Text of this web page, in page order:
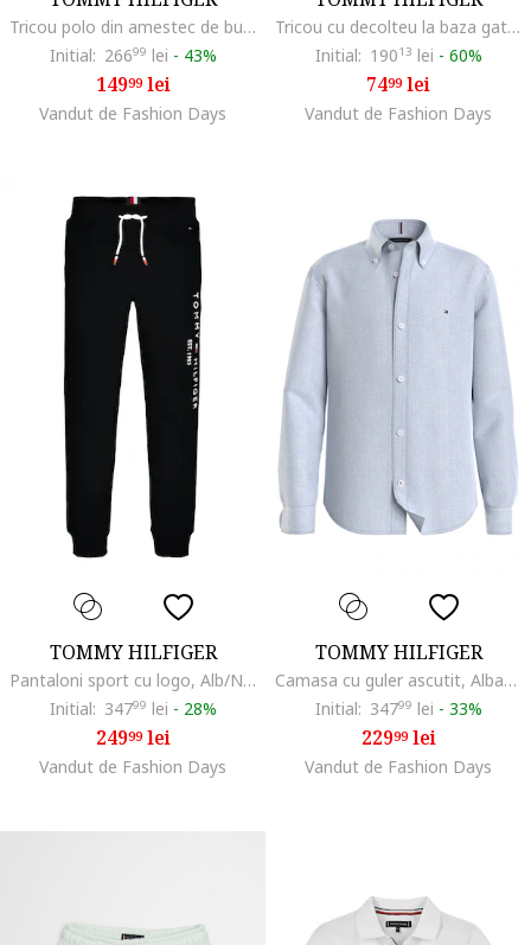
Tricou polo din amestec de bumbac organic, Bleumarin
Initial: 26699 lei - 43%
14999lei
Vandut de Fashion Days
Tricou cu decolteu la baza gatului si imprimeu logo, Albastru inchis/Alb murdar
Initial: 19013 lei - 60%
7499lei
Vandut de Fashion Days
TOMMY HILFIGER
Pantaloni sport cu logo, Alb/Negru
Initial: 34799 lei - 28%
24999lei
Vandut de Fashion Days
TOMMY HILFIGER
Camasa cu guler ascutit, Albastru deschis
Initial: 34799 lei - 33%
22999lei
Vandut de Fashion Days